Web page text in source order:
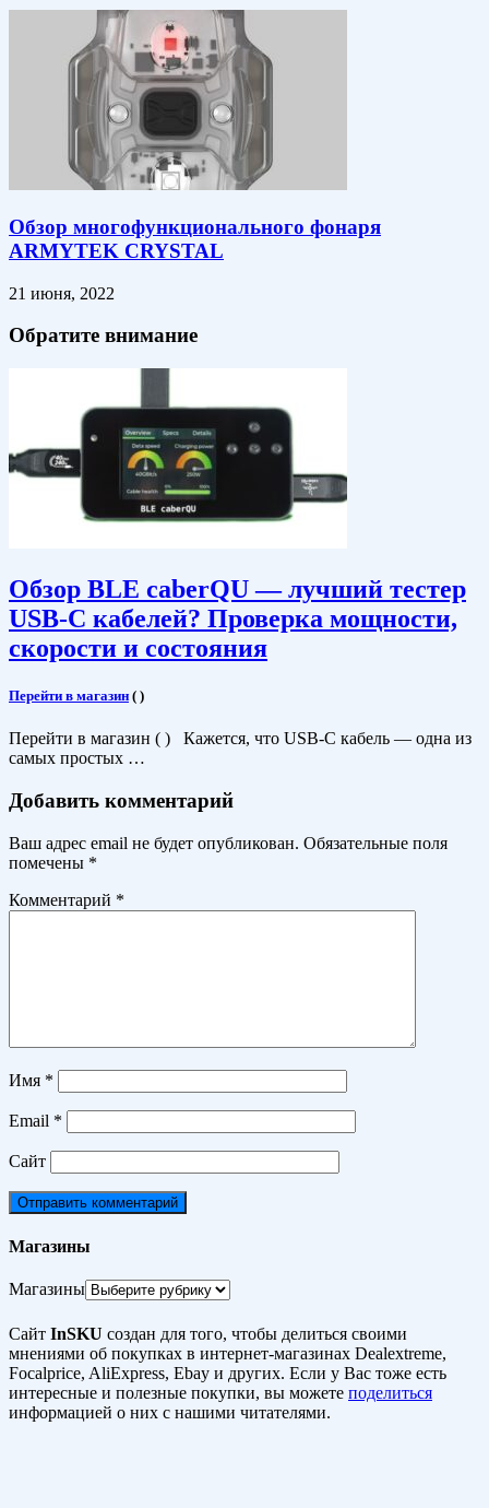
Обзор многофункционального фонаря
ARMYTEK CRYSTAL
21 июня, 2022
Обратите внимание
Обзор BLE caberQU — лучший тестер
USB-C кабелей? Проверка мощности,
скорости и состояния
Перейти в магазин ( )
Перейти в магазин ( ) Кажется, что USB-C кабель — одна из
самых простых …
Добавить комментарий
Ваш адрес email не будет опубликован. Обязательные поля
помечены *
Комментарий *
Имя *
Email *
Сайт
Магазины
Магазины
Сайт InSKU создан для того, чтобы делиться своими
мнениями об покупках в интернет-магазинах Dealextreme,
Focalprice, AliExpress, Ebay и других. Если у Вас тоже есть
интересные и полезные покупки, вы можете поделиться
информацией о них с нашими читателями.